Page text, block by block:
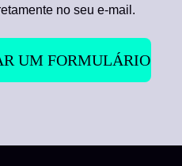
no seu e-mail.